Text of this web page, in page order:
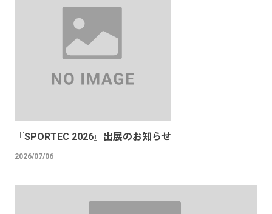
『SPORTEC 2026』出展のお知らせ
2026/07/06